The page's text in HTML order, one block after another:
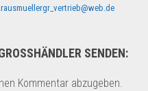
SENDEN:
Kommentar abzugeben.